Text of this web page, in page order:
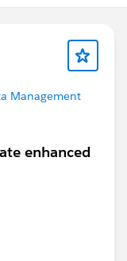
Management
enhanced